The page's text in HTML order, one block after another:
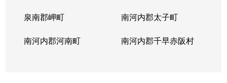
泉南郡岬町 南河内郡太子町
南河内郡河南町 南河内郡千早赤阪村